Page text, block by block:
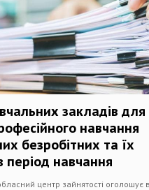
закладів для
навчання
безробітних та їх
навчання
центр зайнятості оголошує